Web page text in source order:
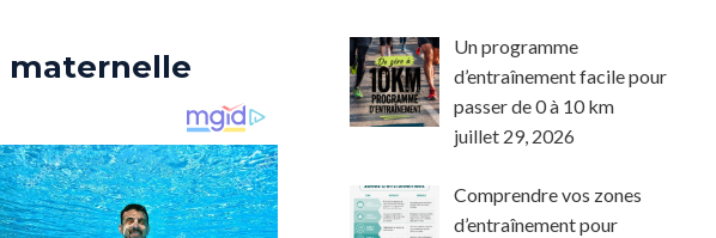
maternelle
Un programme
d’entraînement facile pour
passer de 0 à 10 km
juillet 29, 2026
Comprendre vos zones
d’entraînement pour